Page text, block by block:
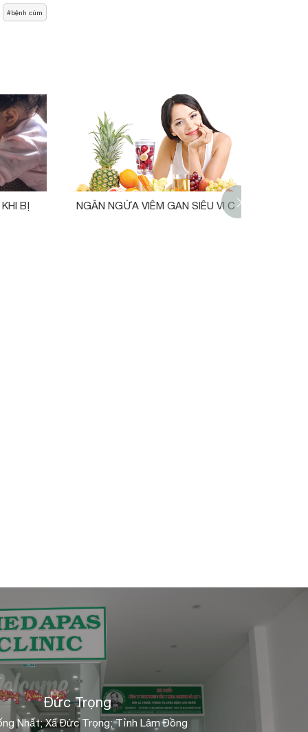
bệnh cúm
BỊ NGĂN NGỪA VIÊM GAN SIÊU VI C
Đức Trọng
Nhất; Xã Đức Trọng; Tỉnh Lâm Đồng